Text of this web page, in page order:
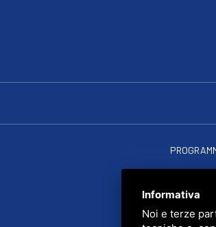
Informativa
Noi e terze